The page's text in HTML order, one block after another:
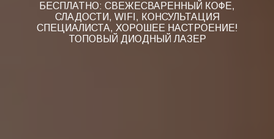
БЕСПЛАТНО: СВЕЖЕСВАРЕННЫЙ КОФЕ,
СЛАДОСТИ, WIFI, КОНСУЛЬТАЦИЯ
СПЕЦИАЛИСТА, ХОРОШЕЕ НАСТРОЕНИЕ!
ТОПОВЫЙ ДИОДНЫЙ ЛАЗЕР